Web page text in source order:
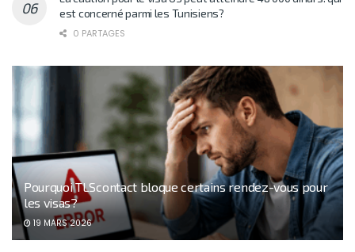
est concerné parmi les Tunisiens?
0 PARTAGES
Pourquoi TLScontact bloque certains rendez-vous pour
les visas?
19 MARS 2026